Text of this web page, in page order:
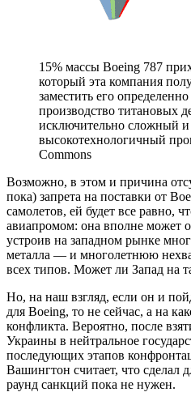
15% массы Boeing 787
который эта компания
заместить его
производство титановых
исключительно сложный и
высокотехнологичный
Commons
Возможно, в этом и причина
пока) запрета на поставки от
самолетов, ей будет все равно,
авиапромом: она вполне может
устроив на западном рынке
металла — и многолетнюю
всех типов. Может ли Запад на
Но, на наш взгляд, если он и
для Boeing, то не сейчас, а на
конфликта. Вероятно, после
Украины в нейтральное
последующих этапов
Вашингтон считает, что сделал
раунд санкций пока не нужен.